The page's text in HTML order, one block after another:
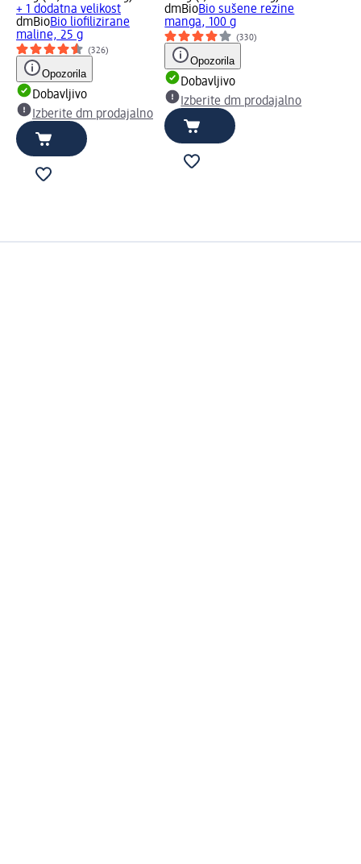
+ 1 dodatna velikost
dmBioBio lioﬁlizirane
maline, 25 g
(326)
Opozorila
Dobavljivo
Izberite dm prodajalno
dmBioBio sušene rezine
manga, 100 g
(330)
Opozorila
Dobavljivo
Izberite dm prodajalno